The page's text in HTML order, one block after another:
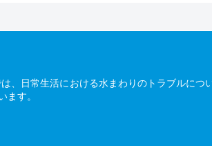
、日常生活における水まわりのトラブルに
ます。